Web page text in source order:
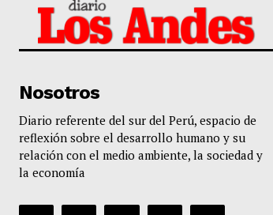
Nosotros
Diario referente del sur del Perú, espacio de
reflexión sobre el desarrollo humano y su
relación con el medio ambiente, la sociedad y
la economía